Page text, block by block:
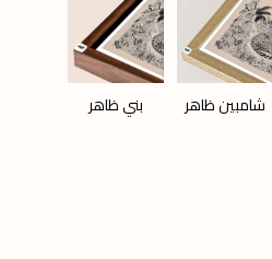
شامبين ظاهر بني ظاهر